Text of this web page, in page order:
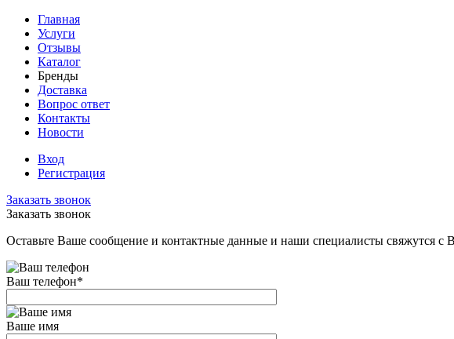
Главная
Услуги
Отзывы
Каталог
Бренды
Доставка
Вопрос ответ
Контакты
Новости
Вход
Регистрация
Заказать звонок
Заказать звонок
Оставьте Ваше сообщение и контактные данные и наши специалисты свяжутся
Ваш телефон*
Ваше имя